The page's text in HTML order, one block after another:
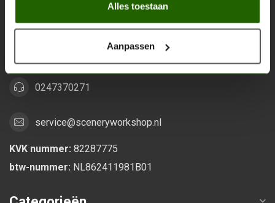
Alles toestaan
Aanpassen
Grootstalselaan 46
0247370271
service@sceneryworkshop.nl
KVK nummer: 82287775
btw-nummer: NL862411981B01